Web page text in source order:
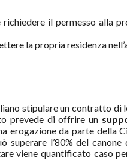
il permesso alla
la propria residenza
stipulare un contratto di
prevede di offrire un
erogazione da parte della
superare l’80% del
viene quantificato caso